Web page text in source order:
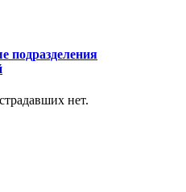
подразделения
нет.